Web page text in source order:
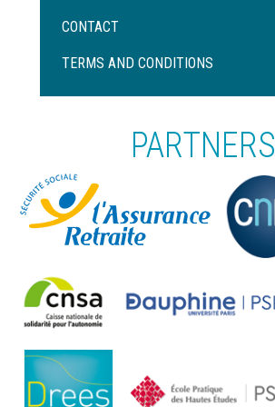
Menu
de
CONTACT
TERMS AND CONDITIONS
PARTNERS